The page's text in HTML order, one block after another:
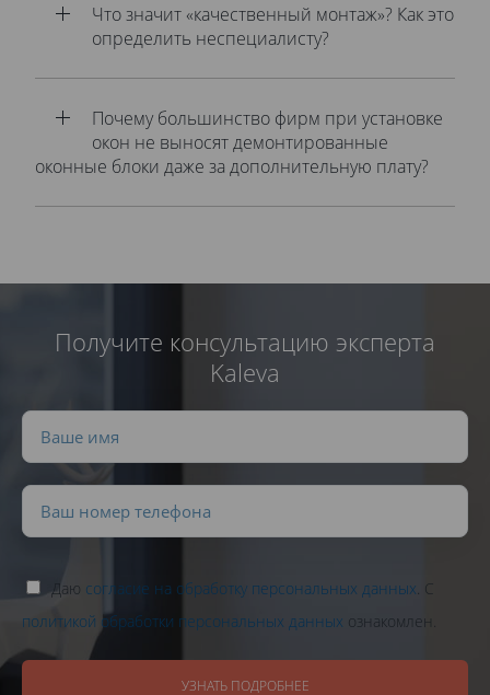
Что значит «качественный монтаж»? Как это
определить неспециалисту?
Почему большинство фирм при установке
окон не выносят демонтированные
оконные блоки даже за дополнительную плату?
Получите консультацию эксперта
Kaleva
Даю согласие на обработку персональных данных. С
политикой обработки персональных данных ознакомлен.
УЗНАТЬ ПОДРОБНЕЕ